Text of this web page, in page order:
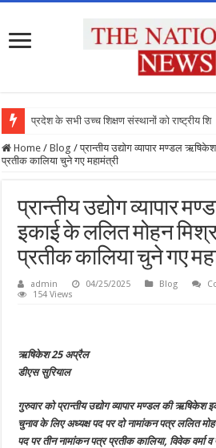
प्रदेश के सभी उच्च शिक्षण संस्थानों को राष्ट्रीय शिक्षा
Home / Blog / प्रान्तीय उद्योग व्यापार मण्डल
प्रतीक कालिया चुने गए महामंत्री
प्रान्तीय उद्योग व्यापार
इकाई के ललित मोहन
प्रतीक कालिया चुने गए
admin 04/25/2025 Blog
154 Views
ऋषिकेश 25 अप्रैल
डीएस सुरियाल
गुरुवार को प्रान्तीय उद्योग व्यापार मण्डल की ऋषिकेश
चुनाव के लिए अध्यक्ष पद पर दो नामांकन पत्र ललित
पद पर तीन नामांकन पत्र प्रतीक कालिया, विवेक वर्मा